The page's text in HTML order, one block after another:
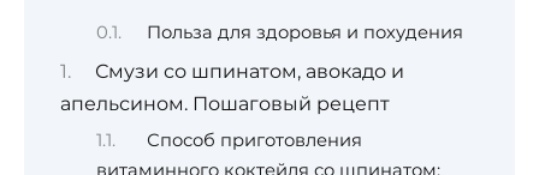
Польза для здоровья и похудения
Смузи со шпинатом, авокадо и
апельсином. Пошаговый рецепт
Способ приготовления
витаминного коктейля со шпинатом: